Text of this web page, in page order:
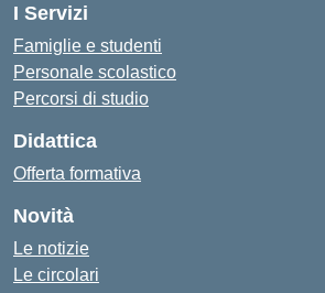
I Servizi
Famiglie e studenti
Personale scolastico
Percorsi di studio
Didattica
Offerta formativa
Novità
Le notizie
Le circolari